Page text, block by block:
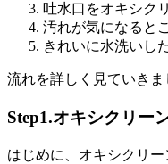
吐水口をオキシク
汚れが気になると
きれいに水洗いし
流れを詳しく見ていきま
Step1.オキシクリー
はじめに、オキシクリー